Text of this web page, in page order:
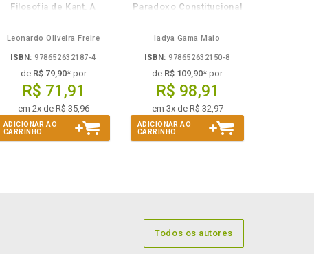
eBookB.V.
Filosofia de Kant, A
Leonardo Oliveira Freire
ISBN: 978652632187-4
deR$ 79,90* por
R$ 71,91
em 2x de R$ 35,96
ADICIONAR AO
CARRINHO
eBookB.V.
Paradoxo Constitucional
Iadya Gama Maio
ISBN: 978652632150-8
de R$ 109,90* por
R$ 98,91
em 3x de R$ 32,97
ADICIONAR AO
CARRINHO
Todos os autores